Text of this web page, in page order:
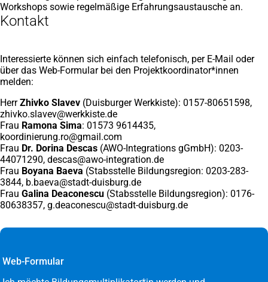
Workshops sowie regelmäßige Erfahrungsaustausche an.
Kontakt
Interessierte können sich einfach telefonisch, per E-Mail oder
über das Web-Formular bei den Projektkoordinator*innen
melden:
HerrZhivko Slavev (Duisburger Werkkiste): 0157-80651598,
zhivko.slavev
werkkiste de
Frau Ramona Sima: 01573 9614435,
koordinierung.ro
gmail com
Frau Dr. Dorina Descas (AWO-Integrations gGmbH): 0203-
44071290, descas awo-integration de
Frau Boyana Baeva (Stabsstelle Bildungsregion: 0203-283-
3844, b.baeva stadt-duisburg de
Frau Galina Deaconescu (Stabsstelle Bildungsregion): 0176-
80638357, g.deaconescu stadt-duisburg de
Web-Formular